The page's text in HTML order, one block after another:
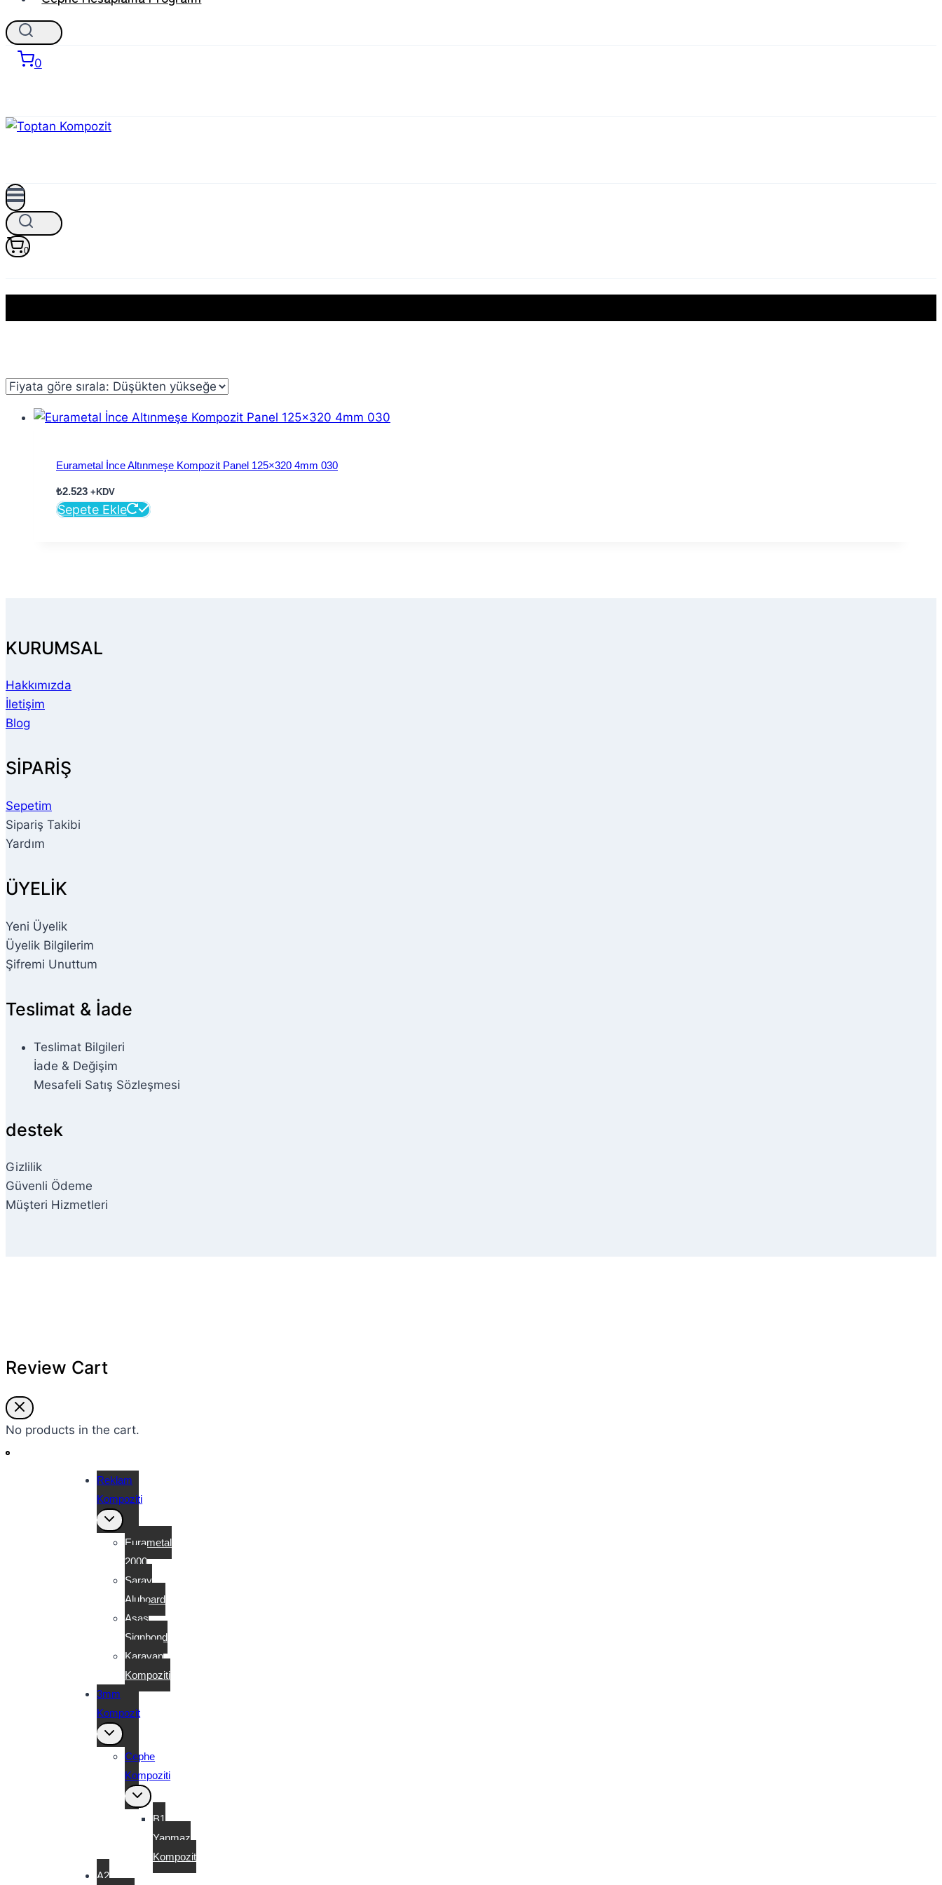
0
0
Eurametal İnce Altınmeşe Kompozit Panel 125×320 4mm 030
₺2.523 +KDV
Sepete Ekle
KURUMSAL
Hakkımızda
İletişim
Blog
SİPARİŞ
Sepetim
Sipariş Takibi
Yardım
ÜYELİK
Yeni Üyelik
Üyelik Bilgilerim
Şifremi Unuttum
Teslimat & İade
Teslimat Bilgileri
İade & Değişim
Mesafeli Satış Sözleşmesi
destek
Gizlilik
Güvenli Ödeme
Müşteri Hizmetleri
Review Cart
No products in the cart.
Reklam
Kompoziti
Toggle
child
menu
Eurametal
2000
Saray
Aluboard
Asaş
Signbond
Karavan
Kompoziti
3mm
Kompozit
Toggle
child
menu
Cephe
Kompoziti
Toggle
child
menu
B1
Yanmaz
Kompozit
A2